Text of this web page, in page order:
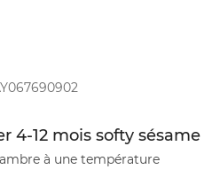
4-12 mois softy sésame
à une température